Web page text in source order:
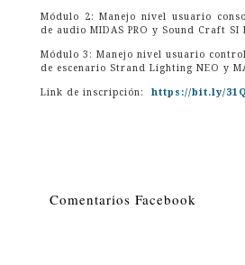
Módulo 2: Manejo nivel usuario
de audio MIDAS PRO y Sound Craft SI
Módulo 3: Manejo nivel usuario
de escenario Strand Lighting NEO y
Link de inscripción:
https://bit.ly/
Comentarios Facebook